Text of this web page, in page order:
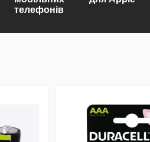
телефонів